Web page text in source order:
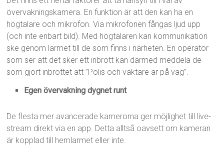
övervakningskamera. En funktion är att den kan ha en
högtalare och mikrofon. Via mikrofonen fångas ljud upp
(och inte enbart bild). Med högtalaren kan kommunikation
ske genom larmet till de som finns i närheten. En operatör
som ser att det sker ett inbrott kan därmed meddela de
som gjort inbrottet att ”Polis och väktare är på väg”.
Egen övervakning dygnet runt
De flesta mer avancerade kamerorna ger möjlighet till live-
stream direkt via en app. Detta alltså oavsett om kameran
är kopplad till hemlarmet eller inte.